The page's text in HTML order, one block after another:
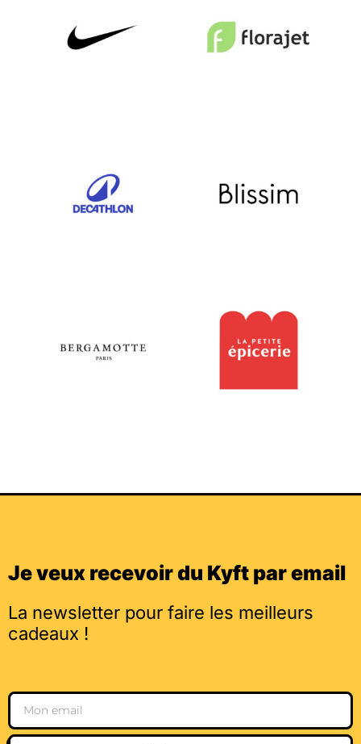
Je veux recevoir du Kyft par email
La newsletter pour faire les meilleurs
cadeaux !
Email